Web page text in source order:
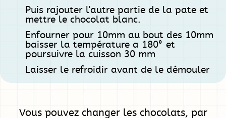
Puis rajouter l'autre partie de la pate et
mettre le chocolat blanc.
Enfourner pour 10mm au bout des 10mm
baisser la température a 180° et
poursuivre la cuisson 30 mm
Laisser le refroidir avant de le démouler
Vous pouvez changer les chocolats, par